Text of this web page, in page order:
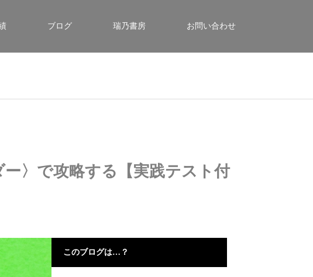
ブログ 瑞乃書房 お問い合わせ
〉で攻略する【実践テスト付
このブログは…？